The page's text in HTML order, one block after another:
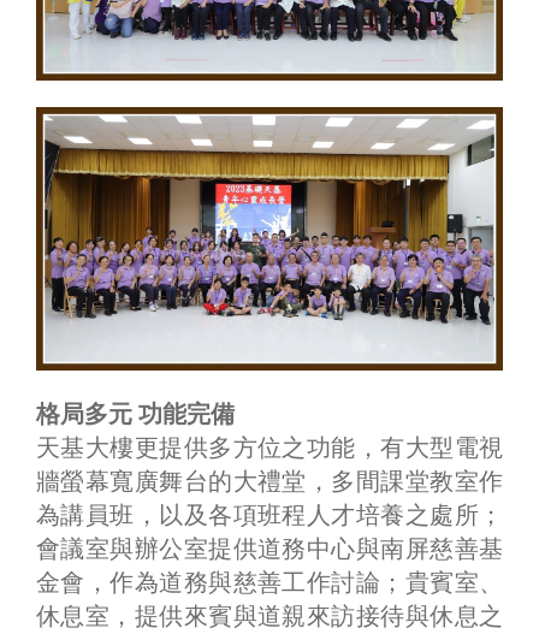
格局多元 功能完備
天基大樓更提供多方位之功能，有大型電視
牆螢幕寬廣舞台的大禮堂，多間課堂教室作
為講員班，以及各項班程人才培養之處所；
會議室與辦公室提供道務中心與南屏慈善基
金會，作為道務與慈善工作討論；貴賓室、
休息室，提供來賓與道親來訪接待與休息之